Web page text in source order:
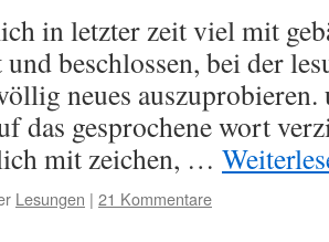
in letzter zeit viel mit
beschlossen, bei der
neues
das gesprochene wort
mit zeichen, …
Lesungen | 21 Kommentare